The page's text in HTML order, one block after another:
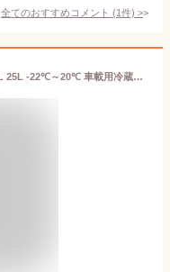
全てのおすすめコメント (1件) >
車載冷蔵庫 ポータブル冷蔵庫 12L 18L 25L -22℃～20℃ 車載用冷蔵庫 バッテリー内蔵可能 AC/DC電源対応 ACアダプター付 DCアダプター付 冷蔵庫 急速冷凍 省エネ 静音 コンパクト 家庭用 大容量 車中泊 釣り キャンプ 1年保証